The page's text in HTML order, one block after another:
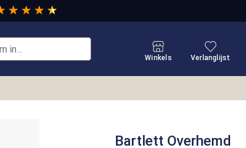
Winkels
Je hebt
Verlanglijst
Bartlett Overhemd